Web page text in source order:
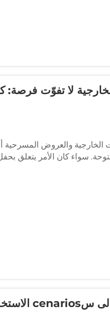
لا تفوّت فرصة:
والعروض
سواء كان الأمر يتعلق
جيدًا يضمن تجربة صوتية